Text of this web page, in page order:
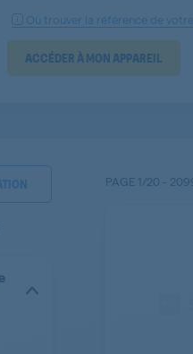
Où trouver la référence de
ACCÉDER À MON APPAREIL
PAGE 1/20 -